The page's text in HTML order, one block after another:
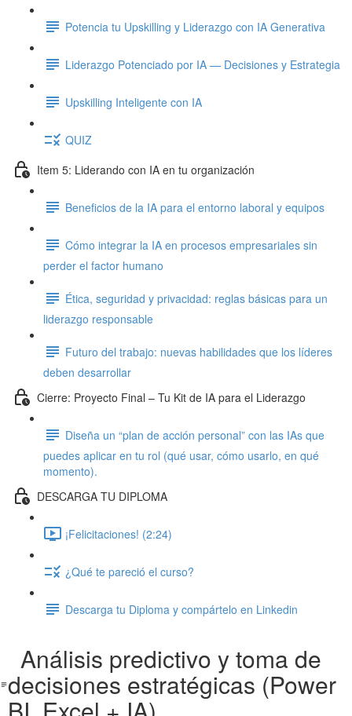
Potencia tu Upskilling y Liderazgo con IA Generativa
Liderazgo Potenciado por IA — Decisiones y Estrategia
Upskilling Inteligente con IA
QUIZ
Item 5: Liderando con IA en tu organización
Beneficios de la IA para el entorno laboral y equipos
Cómo integrar la IA en procesos empresariales sin
perder el factor humano
Ética, seguridad y privacidad: reglas básicas para un
liderazgo responsable
Futuro del trabajo: nuevas habilidades que los líderes
deben desarrollar
Cierre: Proyecto Final – Tu Kit de IA para el Liderazgo
Diseña un “plan de acción personal” con las IAs que
puedes aplicar en tu rol (qué usar, cómo usarlo, en qué
momento).
DESCARGA TU DIPLOMA
¡Felicitaciones! (2:24)
¿Qué te pareció el curso?
Descarga tu Diploma y compártelo en Linkedin
Análisis predictivo y toma de
decisiones estratégicas (Power